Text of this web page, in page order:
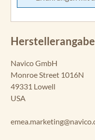
Navico GmbH
Monroe Street 1016N
49331 Lowell
USA